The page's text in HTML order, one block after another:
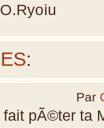
:
Par
fait pÃ©ter ta